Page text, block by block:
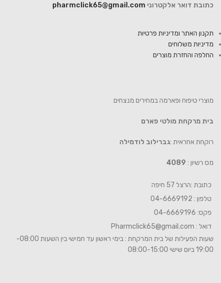
כתובת דואר אלקטרוני pharmclick65@gmail.com
תקנון האתר ומדיניות פרטיות
מדיניות משלוחים
החלפה והחזרת מוצרים
מוצרי טיפוח ופארמה במחירים מנצחים
בית מרקחת מולטי פארם
רוקחת אחראית :גברילוב לודמילה
מס רשיון : 4089
כתובת :הרצל 57 חיפה
טלפון : 04-6669192
פקס: 04-6669196
דואל : Pharmclick65@gmail.com
שעות הפעילות של בית המרקחת : בימי ראשון עד חמישי בין השעות 08:00-
19:00 ביום שישי 08:00-15:00